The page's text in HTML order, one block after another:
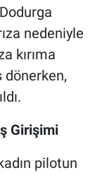
nedeniyle
kırıma
dönerken,
Girişimi
pilotun